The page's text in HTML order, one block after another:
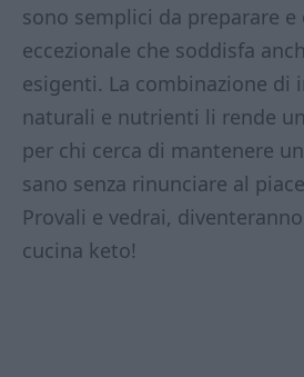
sono semplici da preparare
eccezionale che soddisfa
esigenti. La combinazione di
naturali e nutrienti li rende
per chi cerca di mantenere
sano senza rinunciare al
Provali e vedrai,
cucina keto!